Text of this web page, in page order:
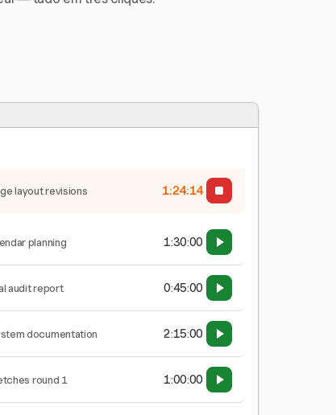
layout revisions 1:24:15
planning 1:30:00
audit report 0:45:00
documentation 2:15:00
round 1 1:00:00